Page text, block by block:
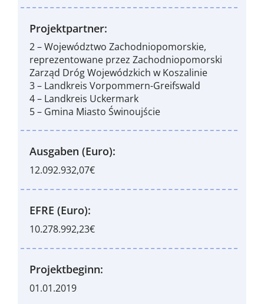
Projektpartner:
2 – Województwo Zachodniopomorskie,
reprezentowane przez Zachodniopomorski
Zarząd Dróg Wojewódzkich w Koszalinie
3 – Landkreis Vorpommern-Greifswald
4 – Landkreis Uckermark
5 – Gmina Miasto Świnoujście
Ausgaben (Euro):
12.092.932,07€
EFRE (Euro):
10.278.992,23€
Projektbeginn:
01.01.2019